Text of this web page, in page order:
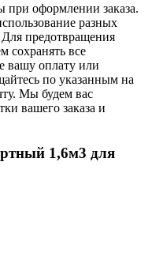
при оформлении заказа.
разных
Для предотвращения
сохранять все
вашу оплату или
по указанным на
Мы будем вас
вашего заказа и
1,6м3 для